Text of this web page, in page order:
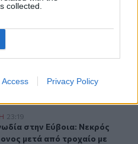
collected.
Access Privacy Policy
37χρονος μετά από
23:19
στην Εύβοια: Νεκρός
στην Εύβοια: Νεκρός
μετά από τροχαίο με